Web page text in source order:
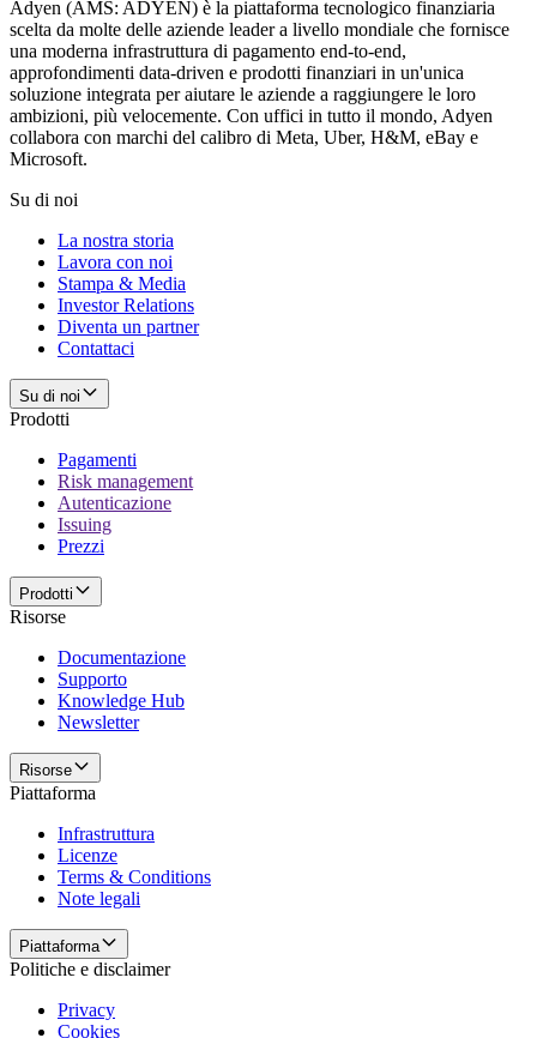
Adyen (AMS: ADYEN) è la piattaforma tecnologico finanziaria
scelta da molte delle aziende leader a livello mondiale che fornisce
una moderna infrastruttura di pagamento end-to-end,
approfondimenti data-driven e prodotti finanziari in un'unica
soluzione integrata per aiutare le aziende a raggiungere le loro
ambizioni, più velocemente. Con uffici in tutto il mondo, Adyen
collabora con marchi del calibro di Meta, Uber, H&M, eBay e
Microsoft.
Su di noi
La nostra storia
Lavora con noi
Stampa & Media
Investor Relations
Diventa un partner
Contattaci
Su di noi
Prodotti
Pagamenti
Risk management
Autenticazione
Issuing
Prezzi
Prodotti
Risorse
Documentazione
Supporto
Knowledge Hub
Newsletter
Risorse
Piattaforma
Infrastruttura
Licenze
Terms & Conditions
Note legali
Piattaforma
Politiche e disclaimer
Privacy
Cookies